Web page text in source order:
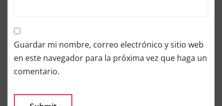
Guardar mi nombre, correo electrónico y sitio web
en este navegador para la próxima vez que haga un
comentario.